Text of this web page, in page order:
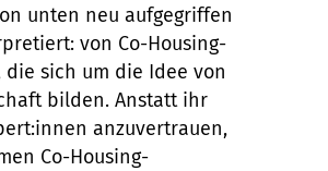
unten neu aufgegriffen
von Co-Housing-
die sich um die Idee von
bilden. Anstatt ihr
anzuvertrauen,
Co-Housing-